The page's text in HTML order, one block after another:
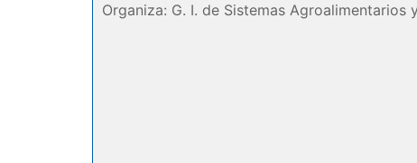
Organiza: G. I. de Sistemas Agroalimentarios